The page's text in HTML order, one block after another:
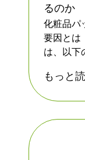
るのか
化粧品パ
要因とは
は、以下
もっと